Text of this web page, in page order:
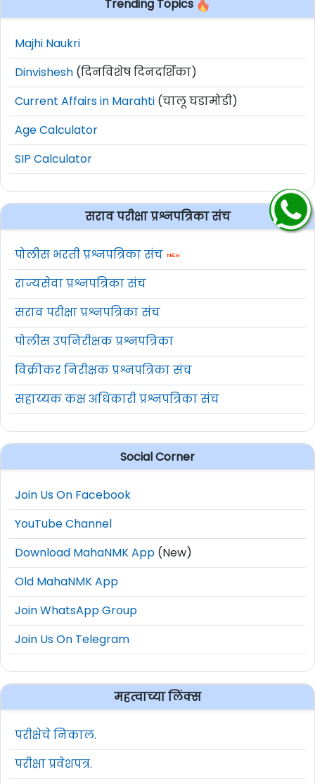
Trending Topics
Majhi Naukri
Dinvishesh (दिनविशेष दिनदर्शिका)
Current Affairs in Marahti (चालू घडामोडी)
Age Calculator
SIP Calculator
सराव परीक्षा प्रश्नपत्रिका संच
पोलीस भरती प्रश्नपत्रिका संच
राज्यसेवा प्रश्नपत्रिका संच
सराव परीक्षा प्रश्नपत्रिका संच
पोलीस उपनिरीक्षक प्रश्नपत्रिका
विक्रीकर निरीक्षक प्रश्नपत्रिका संच
सहाय्यक कक्ष अधिकारी प्रश्नपत्रिका संच
Social Corner
Join Us On Facebook
YouTube Channel
Download MahaNMK App (New)
Old MahaNMK App
Join WhatsApp Group
Join Us On Telegram
महत्वाच्या लिंक्स
परीक्षेचे निकाल.
परीक्षा प्रवेशपत्र.